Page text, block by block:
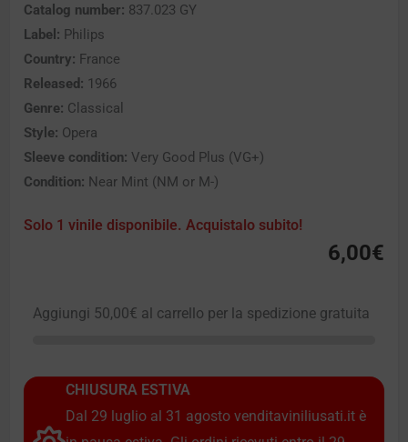
Catalog number: 837.023 GY
Label: Philips
Country: France
Released: 1966
Genre: Classical
Style: Opera
Sleeve condition: Very Good Plus (VG+)
Condition: Near Mint (NM or M-)
Solo 1 vinile disponibile. Acquistalo subito!
6,00€
Aggiungi 50,00€ al carrello per la spedizione gratuita
CHIUSURA ESTIVA
Dal 29 luglio al 31 agosto venditaviniliusati.it è